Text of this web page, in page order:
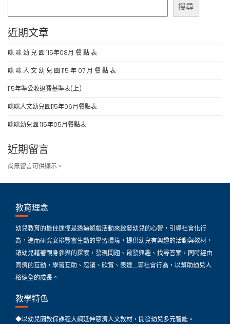
搜尋
近期文章
咪 咪 幼 兒 園 115年08月 餐 點 表
咪 咪 人 文 幼 兒 園 115 年 07 月 餐 點 表
115年準公收退費基準表(上)
咪咪人文幼兒園115年06月餐點表
咪咪幼兒園 115年05月餐點表
近期留言
尚無留言可供顯示。
教育理念
幼兒教育的最佳途徑是透過遊戲活動來啟發幼兒的心智，引導社會化行
為，進而研究安排豐富生動的學習環境，提供幼兒有興趣的活動與教材，
讓幼兒藉著親身參與的探索，發現問題、啟發興趣、找尋答案，同時經由
同儕的互動，學習互助、忍讓、欣賞、表達…..等社會行為，以幫助幼兒人
格健全的成長。
教學特色
◆以幼兒園教保課程大綱延伸慈濟人文教材，開發幼兒多元智能。